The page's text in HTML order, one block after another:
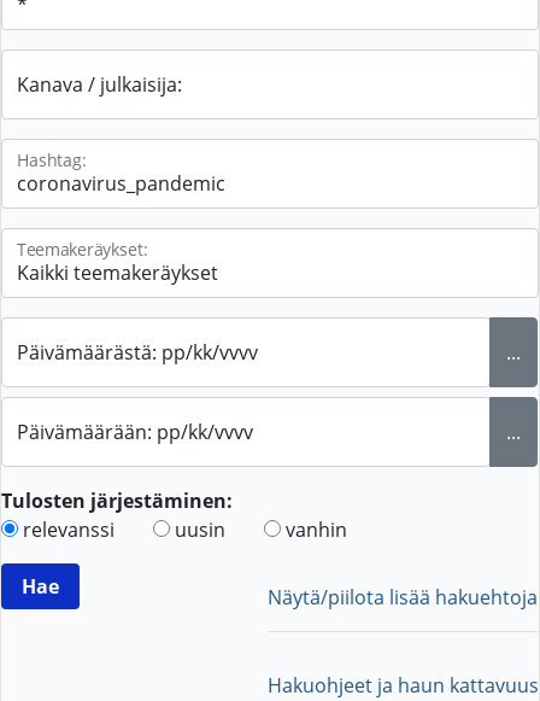
Kanava / julkaisija:
Hashtag:
Teemakeräykset:
Päivämäärästä: pp/kk/vvvv ...
Päivämäärään: pp/kk/vvvv ...
Tulosten järjestäminen:
relevanssi
uusin vanhin
Näytä/piilota lisää hakuehtoja
Hakuohjeet ja haun kattavuus